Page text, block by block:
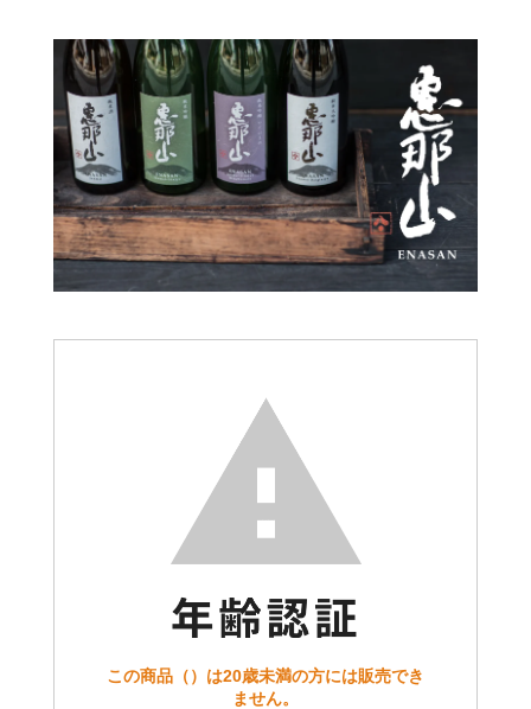
この商品（）は20歳未満の方には販売でき
ません。